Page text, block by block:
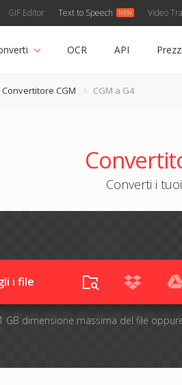
GIF Editor Text to Speech Video
OCR API
Convertitore CGM CGM a G4
Converti i
i file
GB dimensione massima del file